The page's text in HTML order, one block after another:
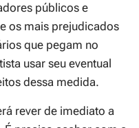
públicos e
os mais prejudicados
que pegam no
usar seu eventual
dessa medida.
rever de imediato a